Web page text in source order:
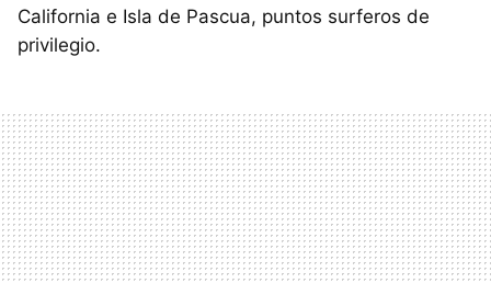
California e Isla de Pascua, puntos surferos de
privilegio.